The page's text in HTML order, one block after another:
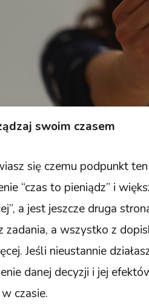
swoim czasem
się czemu podpunkt
“czas to pieniądz” i
a jest jeszcze druga
zadania, a wszystko z
Jeśli nieustannie
danej decyzji i jej
czasie.